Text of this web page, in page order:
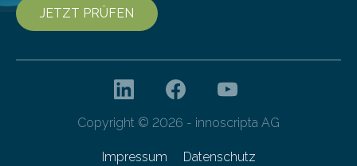
JETZT PRÜFEN
Copyright © 2026 - innoscripta AG
Impressum Datenschutz